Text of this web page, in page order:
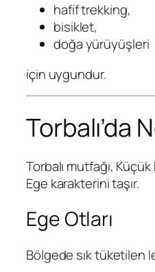
hafif trekking,
bisiklet,
doğa yürüyüşleri
için uygundur.
Torbalı’da
Torbalı mutfağı,
Ege karakterini taşır.
Ege Otları
Bölgede sık tüketilen